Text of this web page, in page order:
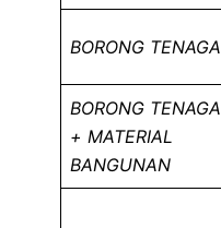
BORONG TENAGA
BORONG TENAGA
+ MATERIAL
BANGUNAN